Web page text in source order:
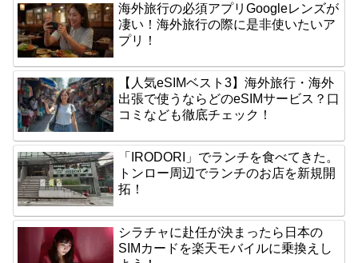
海外旅行の必須アプリGoogleレンズが
凄い！海外旅行の際に是非使いたいア
プリ！
【人気eSIMベスト3】海外旅行・海外
出張で使うならどのeSIMサービス？口
コミなども徹底チェック！
「IRODORI」でランチを食べてきた。
トンロー周辺でランチのお店を新規開
拓！
シラチャに赴任が決まったら日本の
SIMカードを楽天モバイルに乗換えし